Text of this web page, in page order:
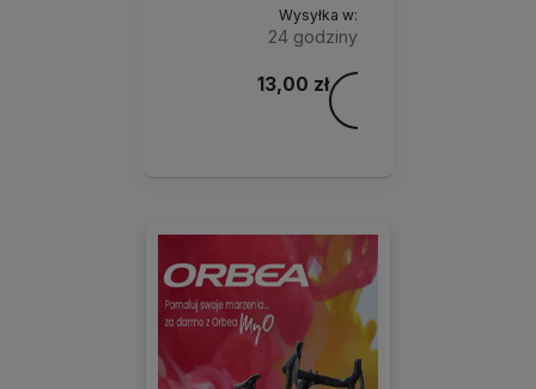
Wysyłka w:
24 godziny
13,00 złKolory: